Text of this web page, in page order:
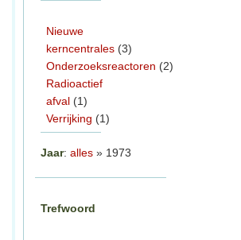
Nieuwe
kerncentrales (3)
Onderzoeksreactoren (2)
Radioactief
afval (1)
Verrijking (1)
Jaar: alles » 1973
Trefwoord